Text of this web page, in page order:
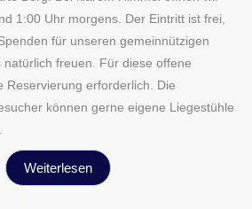
1:00 Uhr morgens. Der Eintritt ist frei,
für unseren gemeinnützigen
natürlich freuen. Für diese offene
Reservierung erforderlich. Die
können gerne eigene Liegestühle
Weiterlesen